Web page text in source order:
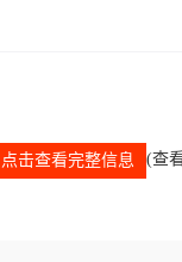
点击查看完整信息 (查